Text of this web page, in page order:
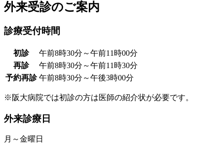
外来受診のご案内
診療受付時間
初診
午前8時30分～午前11時00分
再診
午前8時30分～午前11時30分
予約再診 午前8時30分～午後3時00分
※阪大病院では初診の方は医師の紹介状が必要です。
外来診療日
月～金曜日